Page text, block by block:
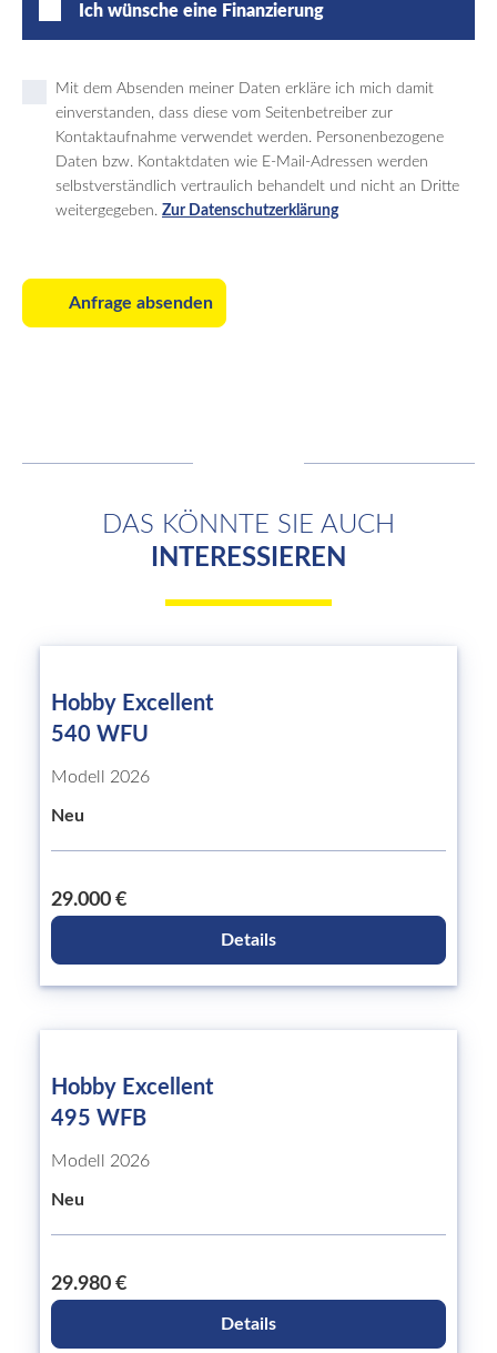
Ich wünsche eine Finanzierung
Mit dem Absenden meiner Daten erkläre ich mich damit
einverstanden, dass diese vom Seitenbetreiber zur
Kontaktaufnahme verwendet werden. Personenbezogene
Daten bzw. Kontaktdaten wie E-Mail-Adressen werden
selbstverständlich vertraulich behandelt und nicht an Dritte
weitergegeben. Zur Datenschutzerklärung
Anfrage absenden
DAS KÖNNTE SIE AUCH
INTERESSIEREN
Hobby Excellent
540 WFU
Modell 2026
Neu
29.000 €
Details
Hobby Excellent
495 WFB
Modell 2026
Neu
29.980 €
Details